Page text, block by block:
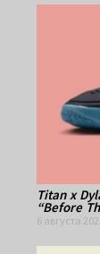
Titan x
“Before
6 августа